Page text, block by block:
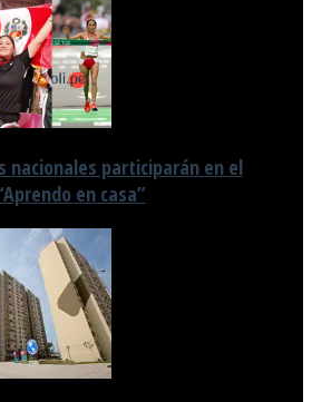
nacionales participarán en el
en casa”